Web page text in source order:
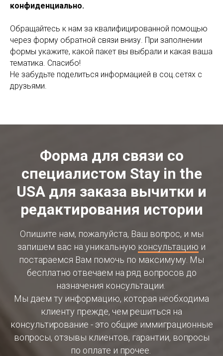
конфиденциально.
Обращайтесь к нам за квалифицированной помощью
через форму обратной связи внизу. При заполнении
формы укажите, какой пакет вы выбрали и какая ваша
тематика. Спасибо!
Не забудьте поделиться информацией в соц.сетях с
друзьями.
Форма для связи со
специалистом Stay in the
USA для заказа вычитки и
редактирования истории
Опишите нам, пожалуйста, Ваш вопрос, и мы
запишем вас на уникальную консультацию и
постараемся Вам помочь по максимуму. Мы
бесплатно отвечаем на ряд вопросов до
назначения консультации.
Мы даем ту информацию, которая необходима
клиенту прежде, чем решиться на
консультирование - это общие иммиграционные
вопросы, отзывы клиентов, гарантии, вопросы
по оплате и прочее.